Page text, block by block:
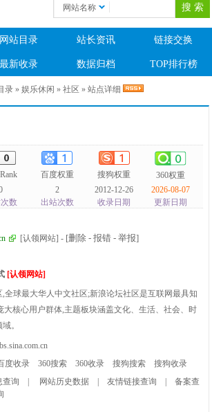
网站名称
网站目录 站长资讯 链接交换
最新收录 数据归档 TOP排行榜
录 »娱乐休闲 »社区 » 站点详细
百度权重 搜狗权重
360权重
数
2
出站次数
2012-12-26
收录日期
2026-08-07
更新日期
[认领网站] - [删除 - 报错 - 举报]
[认领网站]
,全球最大华人中文社区;新浪论坛社区是互联网最具知
大核心用户群体,主题板块涵盖文化、生活、社会、时
。
度收录 360搜索 360收录 搜狗搜索
搜狗收录
查询 网站历史数据 |友情链接查询 |备案查